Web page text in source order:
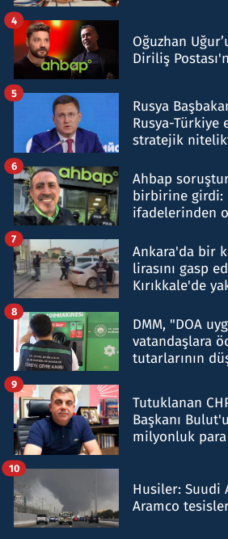
Oğuzhan
Diriliş
4
Rusya
Rusya-Türkiye
stratejik
5
Ahbap
birbirine girdi:
ifadelerinden
6
Ankara'da bir
lirasını gasp
Kırıkkale'de
7
DMM, "DOA
vatandaşlara
tutarlarının
8
Tutuklanan
Başkanı
milyonluk
9
Husiler: Suudi
Aramco
10